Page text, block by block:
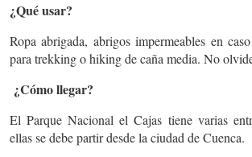
¿Qué usar?
Ropa abrigada, abrigos impermeables en
para trekking o hiking de caña media. No
¿Cómo llegar?
El Parque Nacional el Cajas tiene varias
ellas se debe partir desde la ciudad de Cuenca.